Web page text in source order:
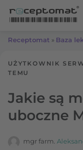
Receptomat » Baza
UŻYTKOWNIK
TEMU
Jakie są
uboczne
mgr farm.